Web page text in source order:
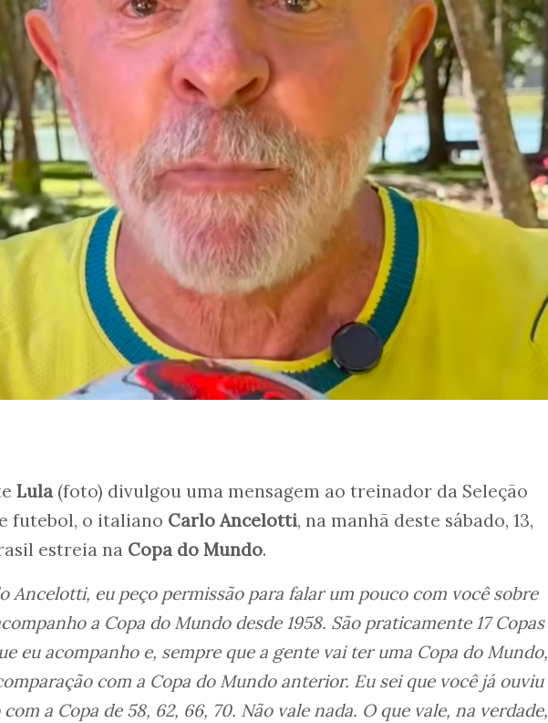
Lula (foto) divulgou uma mensagem ao treinador da Seleção
futebol, o italiano Carlo Ancelotti, na manhã deste sábado, 13,
estreia na Copa do Mundo.
Ancelotti, eu peço permissão para falar um pouco com você sobre
a Copa do Mundo desde 1958. São praticamente 17 Copas
eu acompanho e, sempre que a gente vai ter uma Copa do Mundo,
com a Copa do Mundo anterior. Eu sei que você já ouviu
a Copa de 58, 62, 66, 70. Não vale nada. O que vale, na verdade,